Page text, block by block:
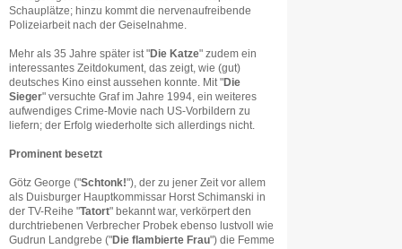
Schauplätze; hinzu kommt die nervenaufreibende
Polizeiarbeit nach der Geiselnahme.
Mehr als 35 Jahre später ist "Die Katze" zudem ein
interessantes Zeitdokument, das zeigt, wie (gut)
deutsches Kino einst aussehen konnte. Mit "Die
Sieger" versuchte Graf im Jahre 1994, ein weiteres
aufwendiges Crime-Movie nach US-Vorbildern zu
liefern; der Erfolg wiederholte sich allerdings nicht.
Prominent besetzt
Götz George ("Schtonk!"), der zu jener Zeit vor allem
als Duisburger Hauptkommissar Horst Schimanski in
der TV-Reihe "Tatort" bekannt war, verkörpert den
durchtriebenen Verbrecher Probek ebenso lustvoll wie
Gudrun Landgrebe ("Die flambierte Frau") die Femme